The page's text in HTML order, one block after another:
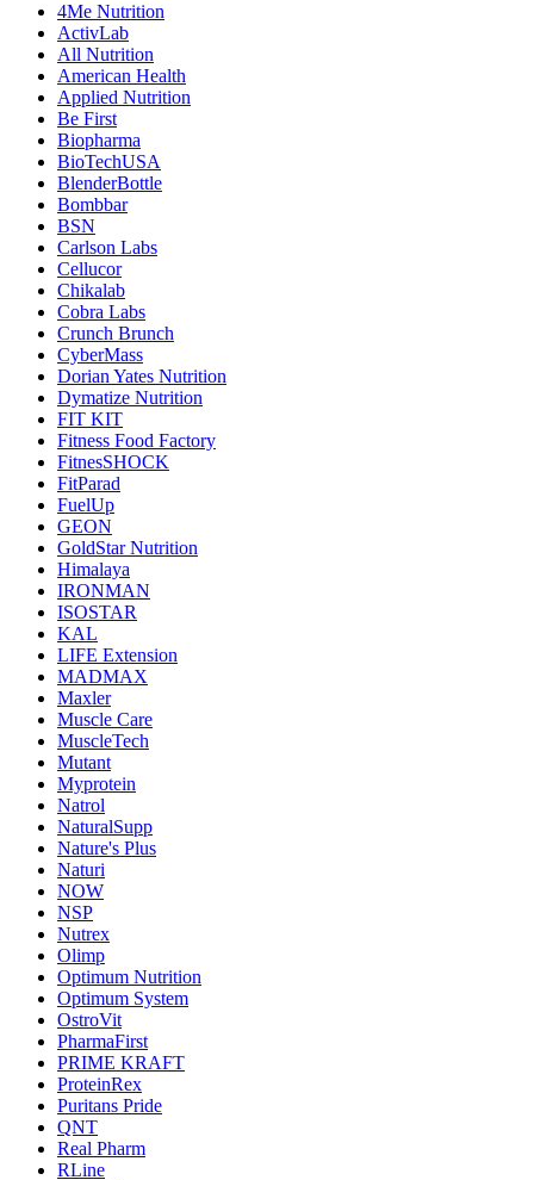
4Me Nutrition
ActivLab
All Nutrition
American Health
Applied Nutrition
Be First
Biopharma
BioTechUSA
BlenderBottle
Bombbar
BSN
Carlson Labs
Cellucor
Chikalab
Cobra Labs
Crunch Brunch
CyberMass
Dorian Yates Nutrition
Dymatize Nutrition
FIT KIT
Fitness Food Factory
FitnesSHOCK
FitParad
FuelUp
GEON
GoldStar Nutrition
Himalaya
IRONMAN
ISOSTAR
KAL
LIFE Extension
MADMAX
Maxler
Muscle Care
MuscleTech
Mutant
Myprotein
Natrol
NaturalSupp
Nature's Plus
Naturi
NOW
NSP
Nutrex
Olimp
Optimum Nutrition
Optimum System
OstroVit
PharmaFirst
PRIME KRAFT
ProteinRex
Puritans Pride
QNT
Real Pharm
RLine